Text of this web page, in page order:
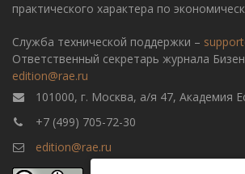
практического характера по
Служба технической поддержки –
Ответственный секретарь журнала
edition@rae.ru
101000, г. Москва, а/я 47, Академия
+7 (499) 705-72-30
edition@rae.ru